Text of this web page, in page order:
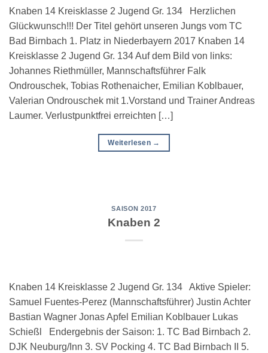
Knaben 14 Kreisklasse 2 Jugend Gr. 134 Herzlichen
Glückwunsch!!! Der Titel gehört unseren Jungs vom TC
Bad Birnbach 1. Platz in Niederbayern 2017 Knaben 14
Kreisklasse 2 Jugend Gr. 134 Auf dem Bild von links:
Johannes Riethmüller, Mannschaftsführer Falk
Ondrouschek, Tobias Rothenaicher, Emilian Koblbauer,
Valerian Ondrouschek mit 1.Vorstand und Trainer Andreas
Laumer. Verlustpunktfrei erreichten […]
Weiterlesen →
SAISON 2017
Knaben 2
Knaben 14 Kreisklasse 2 Jugend Gr. 134 Aktive Spieler:
Samuel Fuentes-Perez (Mannschaftsführer) Justin Achter
Bastian Wagner Jonas Apfel Emilian Koblbauer Lukas
Schießl Endergebnis der Saison: 1. TC Bad Birnbach 2.
DJK Neuburg/Inn 3. SV Pocking 4. TC Bad Birnbach II 5.